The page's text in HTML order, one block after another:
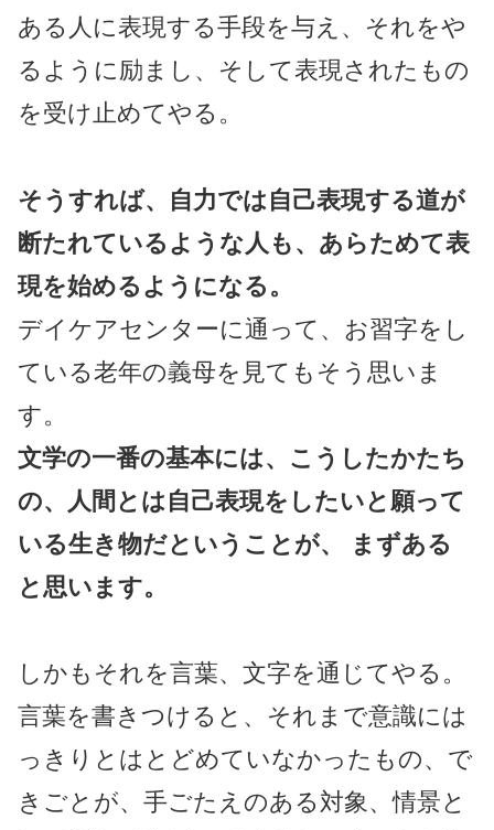
ある人に表現する手段を与え、それをや
るように励まし、そして表現されたもの
を受け止めてやる。
そうすれば、自力では自己表現する道が
断たれているような人も、あらためて表
現を始めるようになる。
デイケアセンターに通って、お習字をし
ている老年の義母を見てもそう思いま
す。
文学の一番の基本には、こうしたかたち
の、人間とは自己表現をしたいと願って
いる生き物だということが、 まずある
と思います。
しかもそれを言葉、文字を通じてやる。
言葉を書きつけると、それまで意識には
っきりとはとどめていなかったもの、で
きごとが、手ごたえのある対象、情景と